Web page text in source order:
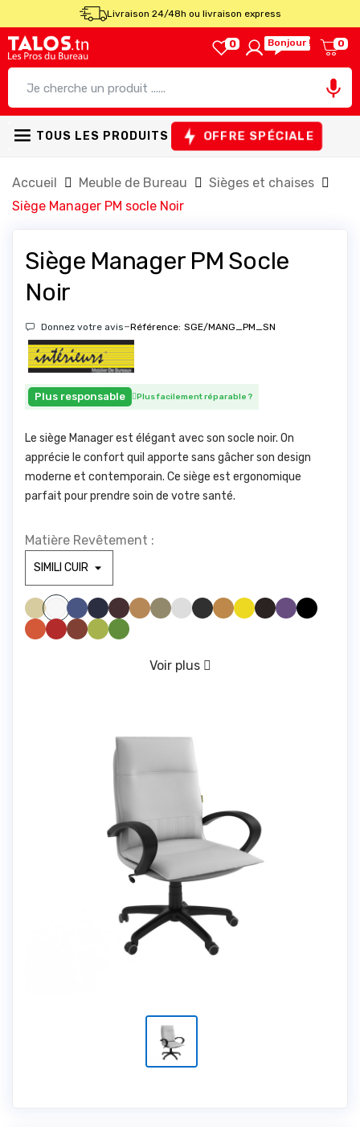
Livraison 24/48h ou livraison express
0 Bonjour ! 0

TOUS LES PRODUITS OFFRE SPÉCIALE
Accueil Meuble de Bureau
Sièges et chaises
Siège Manager PM socle Noir
Siège Manager PM Socle
Noir
Donnez votre avis-Référence: SGE/MANG_PM_SN
Plus responsable Plus facilement réparable ?
Le siège Manager est élégant avec son socle noir. On
apprécie le confort quil apporte sans gâcher son design
moderne et contemporain. Ce siège est ergonomique
parfait pour prendre soin de votre santé.
Matière Revêtement :
SIMILI BEIGE 830SIMILI BLANC 100 SIMILI BLEU CLAIR 285 SIMILI BLEU FONCE1211
SIMILI BORDEAUX 1721 SIMILI CAMEL 1846 SIMILI GREGE 1842SIMILI GRIS CLAIR1940
SIMILI GRIS FONCE 961 SIMILI JAUNE 446 SIMILI JAUNE 475 SIMILISIMILI MAUVE 328
SIMILI ORANGE 1794SIMILI ROUGE 1783SIMILI ROUILLE 775SIMILI VERT ANIS 1611SIMILI VERT FORET 673
VERT D'EAU 416
Voir plus